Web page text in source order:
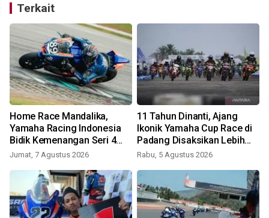
Terkait
Home Race Mandalika,
Yamaha Racing Indonesia
Bidik Kemenangan Seri 4
ARRC
Jumat, 7 Agustus 2026
11 Tahun Dinanti, Ajang
Ikonik Yamaha Cup Race di
Padang Disaksikan Lebih
Dari 5 Ribu Pengunjung !
Rabu, 5 Agustus 2026